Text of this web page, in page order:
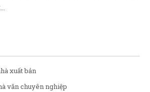
xuất bản
văn chuyên nghiệp